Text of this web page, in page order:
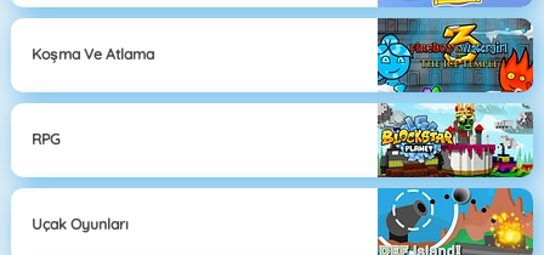
Koşma Ve Atlama
RPG
Uçak Oyunları